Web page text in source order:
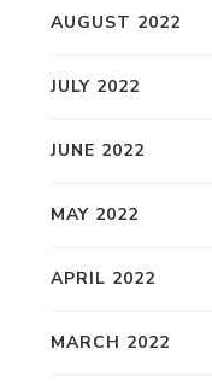
AUGUST 2022
JULY 2022
JUNE 2022
MAY 2022
APRIL 2022
MARCH 2022